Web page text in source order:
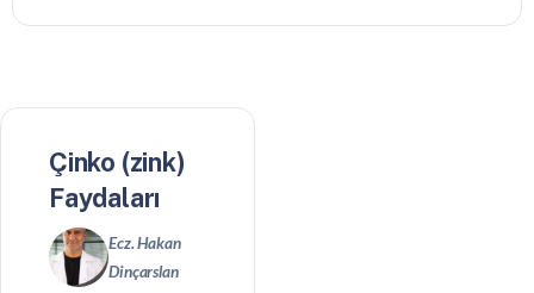
Çinko (zink)
Faydaları
Ecz. Hakan
Dinçarslan